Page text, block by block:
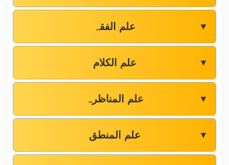
علم الفقہ ▼
علم الکلام ▼
علم المناظرہ ▼
علم المنطق ▼